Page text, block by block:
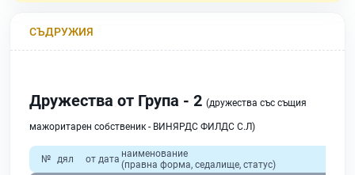
СЪДРУЖИЯ
Дружества от Група - 2 (дружества със същия
мажоритарен собственик - ВИНЯРДС ФИЛДС С.Л)
№ дял от дата наименование
(правна форма, седалище, статус)